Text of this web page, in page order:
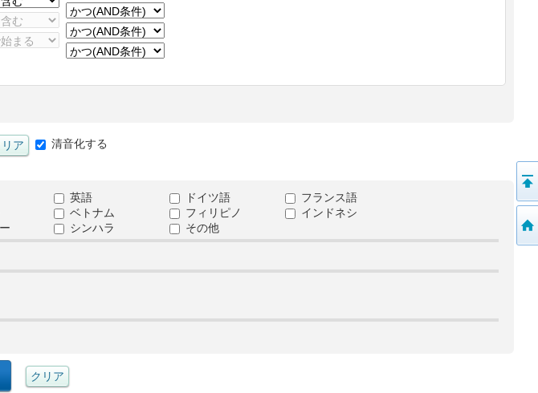
清音化する
英語 ドイツ語
フランス語
ベトナム フィリピノ
インドネシ
シンハラ その他